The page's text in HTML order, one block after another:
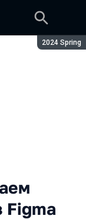
Сезон:
2024 Spring
Figma